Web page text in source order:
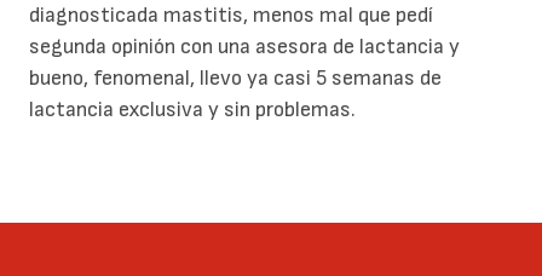
diagnosticada mastitis, menos mal que pedí
segunda opinión con una asesora de lactancia y
bueno, fenomenal, llevo ya casi 5 semanas de
lactancia exclusiva y sin problemas.